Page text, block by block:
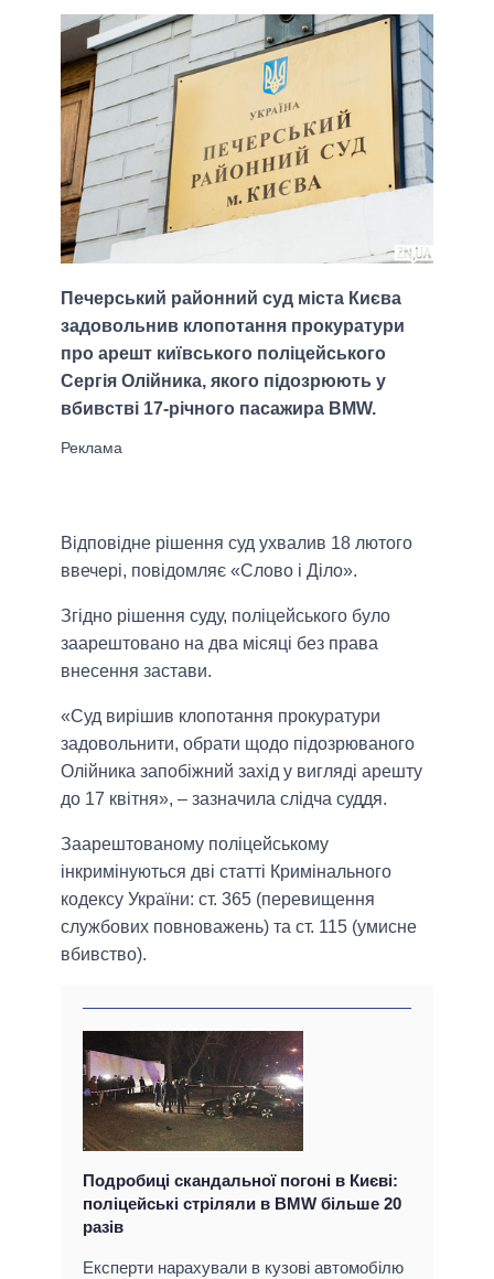
Печерський районний суд міста Києва
задовольнив клопотання прокуратури
про арешт київського поліцейського
Сергія Олійника, якого підозрюють у
вбивстві 17-річного пасажира BMW.
Відповідне рішення суд ухвалив 18 лютого
ввечері, повідомляє «Слово і Діло».
Згідно рішення суду, поліцейського було
заарештовано на два місяці без права
внесення застави.
«Суд вирішив клопотання прокуратури
задовольнити, обрати щодо підозрюваного
Олійника запобіжний захід у вигляді арешту
до 17 квітня», – зазначила слідча суддя.
Заарештованому поліцейському
інкримінуються дві статті Кримінального
кодексу України: ст. 365 (перевищення
службових повноважень) та ст. 115 (умисне
вбивство).
Подробиці скандальної погоні в Києві:
поліцейські стріляли в BMW більше 20
разів
Експерти нарахували в кузові автомобілю